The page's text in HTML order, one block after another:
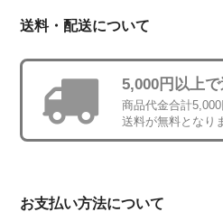
送料・配送について
5,000円以上
商品代金合計
送料が無料となり
お支払い方法について